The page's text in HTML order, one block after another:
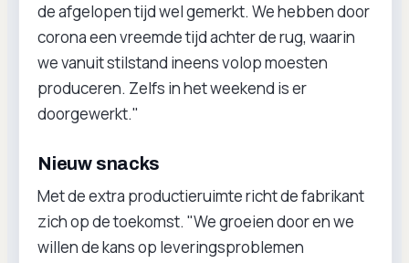
de afgelopen tijd wel gemerkt. We hebben door
corona een vreemde tijd achter de rug, waarin
we vanuit stilstand ineens volop moesten
produceren. Zelfs in het weekend is er
doorgewerkt."
Nieuw snacks
Met de extra productieruimte richt de fabrikant
zich op de toekomst. "We groeien door en we
willen de kans op leveringsproblemen